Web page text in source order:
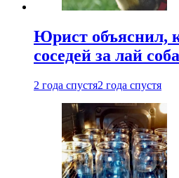
Юрист объяснил,
соседей за лай
2 года спустя2 года спустя